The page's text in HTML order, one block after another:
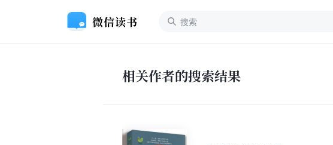
相关作者的搜索结果